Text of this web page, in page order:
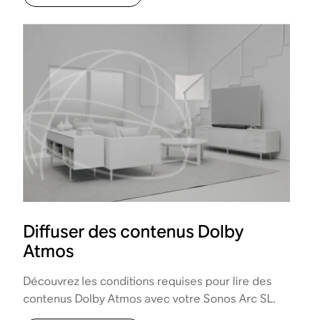
Diffuser des contenus Dolby
Atmos
Découvrez les conditions requises pour lire des
contenus Dolby Atmos avec votre Sonos Arc SL.